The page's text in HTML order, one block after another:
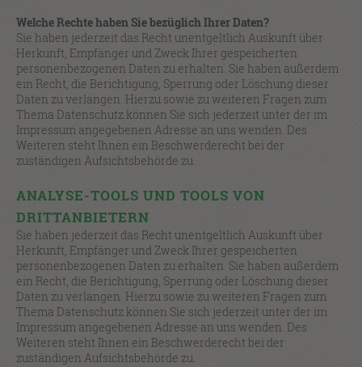
Welche Rechte haben Sie bezüglich Ihrer Daten?
Sie haben jederzeit das Recht unentgeltlich Auskunft über
Herkunft, Empfänger und Zweck Ihrer gespeicherten
personenbezogenen Daten zu erhalten. Sie haben außerdem
ein Recht, die Berichtigung, Sperrung oder Löschung dieser
Daten zu verlangen. Hierzu sowie zu weiteren Fragen zum
Thema Datenschutz können Sie sich jederzeit unter der im
Impressum angegebenen Adresse an uns wenden. Des
Weiteren steht Ihnen ein Beschwerderecht bei der
zuständigen Aufsichtsbehörde zu.
ANALYSE-TOOLS UND TOOLS VON
DRITTANBIETERN
Sie haben jederzeit das Recht unentgeltlich Auskunft über
Herkunft, Empfänger und Zweck Ihrer gespeicherten
personenbezogenen Daten zu erhalten. Sie haben außerdem
ein Recht, die Berichtigung, Sperrung oder Löschung dieser
Daten zu verlangen. Hierzu sowie zu weiteren Fragen zum
Thema Datenschutz können Sie sich jederzeit unter der im
Impressum angegebenen Adresse an uns wenden. Des
Weiteren steht Ihnen ein Beschwerderecht bei der
zuständigen Aufsichtsbehörde zu.